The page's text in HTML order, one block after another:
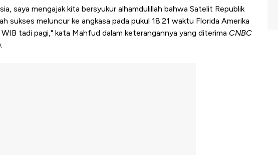
saya mengajak kita bersyukur alhamdulillah bahwa Satelit Republik
sukses meluncur ke angkasa pada pukul 18:21 waktu Florida Amerika
tadi pagi," kata Mahfud dalam keterangannya yang diterima CNBC